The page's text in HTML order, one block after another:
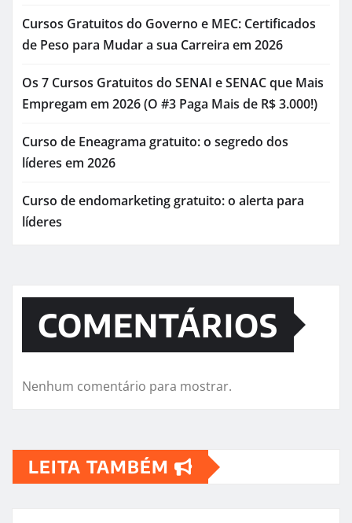
Cursos Gratuitos do Governo e MEC: Certificados
de Peso para Mudar a sua Carreira em 2026
Os 7 Cursos Gratuitos do SENAI e SENAC que Mais
Empregam em 2026 (O #3 Paga Mais de R$ 3.000!)
Curso de Eneagrama gratuito: o segredo dos
líderes em 2026
Curso de endomarketing gratuito: o alerta para
líderes
COMENTÁRIOS
Nenhum comentário para mostrar.
LEITA TAMBÉM